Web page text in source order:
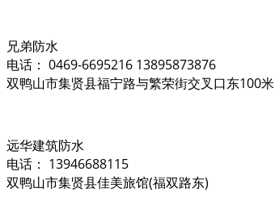
兄弟防水
电话： 0469-6695216 13895873876
双鸭山市集贤县福宁路与繁荣街交叉口东100米
远华建筑防水
电话： 13946688115
双鸭山市集贤县佳美旅馆(福双路东)